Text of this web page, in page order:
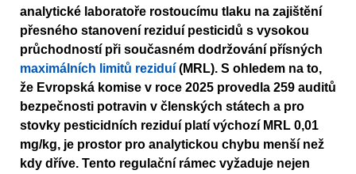
analytické laboratoře rostoucímu tlaku na zajištění
přesného stanovení reziduí pesticidů s vysokou
průchodností při současném dodržování přísných
maximálních limitů reziduí (MRL). S ohledem na to,
že Evropská komise v roce 2025 provedla 259 auditů
bezpečnosti potravin v členských státech a pro
stovky pesticidních reziduí platí výchozí MRL 0,01
mg/kg, je prostor pro analytickou chybu menší než
kdy dříve. Tento regulační rámec vyžaduje nejen